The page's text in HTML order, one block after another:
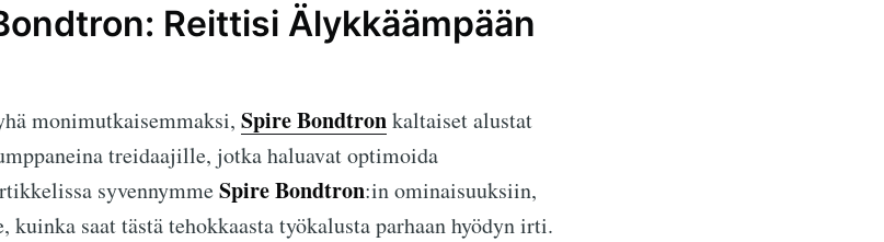
Reittisi Älykkäämpään
monimutkaisemmaksi, Spire Bondtronkaltaiset alustat
treidaajille, jotka haluavat optimoida
syvennymmeSpire Bondtron:in ominaisuuksiin,
saat tästä tehokkaasta työkalusta parhaan hyödyn irti.